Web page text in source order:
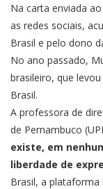
Na carta enviada
as redes sociais,
Brasil e pelo dono
No ano passado,
brasileiro, que
Brasil.
A professora de
de Pernambuco
existe, em
liberdade de
Brasil, a plataforma